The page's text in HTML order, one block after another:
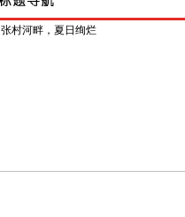
张村河畔，夏日绚烂